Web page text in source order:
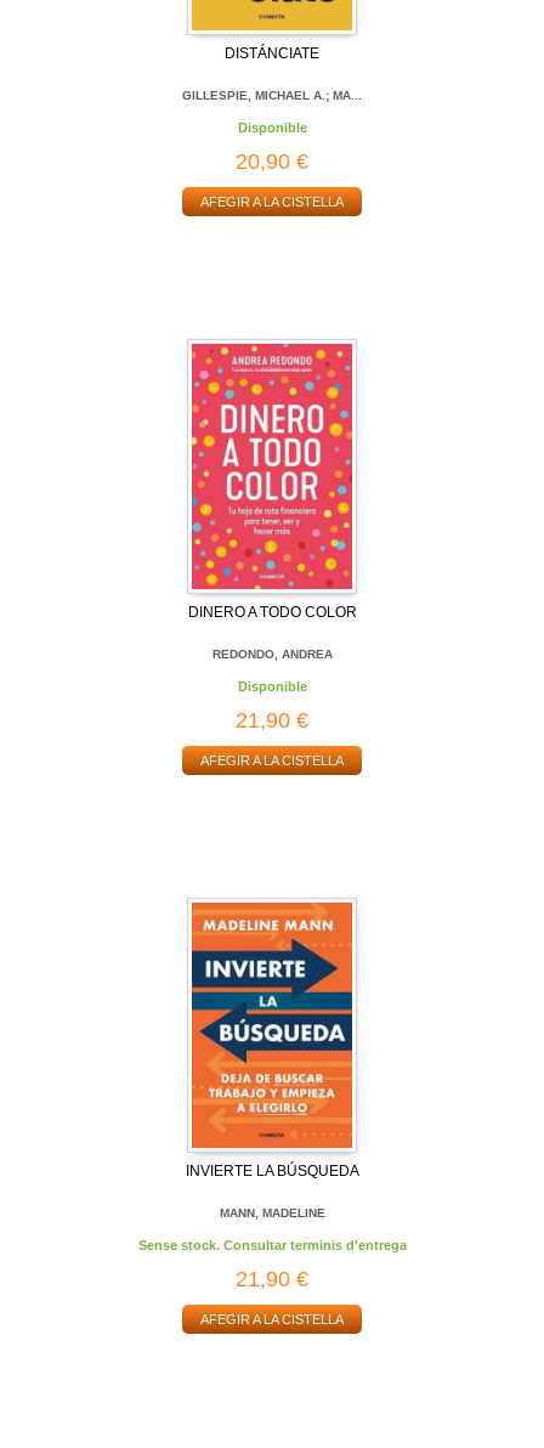
DISTÁNCIATE
GILLESPIE, MICHAEL A.; MA...
Disponible
20,90 €
AFEGIR A LA CISTELLA
DINERO A TODO COLOR
REDONDO, ANDREA
Disponible
21,90 €
AFEGIR A LA CISTELLA
INVIERTE LA BÚSQUEDA
MANN, MADELINE
Sense stock. Consultar terminis d'entrega
21,90 €
AFEGIR A LA CISTELLA